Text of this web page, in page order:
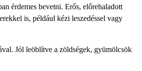
érdemes bevetni. Erős, előrehaladott
is, például kézi leszedéssel vagy
Jól leöblítve a zöldségek, gyümölcsök